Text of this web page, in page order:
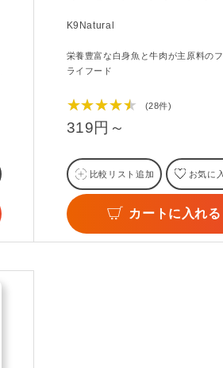
K9Natural
栄養豊富な白身魚と牛肉が主原料の
ライフード
★★★★★ (28件)
319円～
比較リスト追加 お気に
カートに入れる